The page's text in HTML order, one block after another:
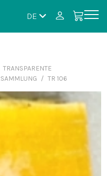
DE
TRANSPARENTE
TR 106